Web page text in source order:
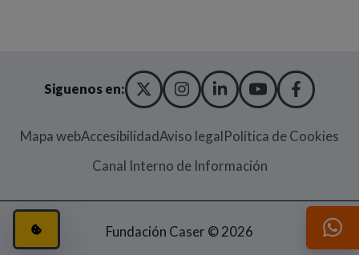
CONFIGURACIÓN DE COOKIES
(ABRE EN VENTANA MODAL)
Siguenos en: X TWITTER
(ABRE EN NUEVA
INSTAGRAM
(ABRE EN NUEVA
LINKEDIN
(ABRE EN
YOUTUBE
(ABRE EN
Mapa webAccesibilidadAviso legalPolítica de Cookies
Canal Interno de Información(Abre en
Fundación Caser © 2026